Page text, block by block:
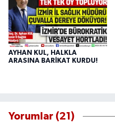
AYHAN KUL, HALKLA
ARASINA BARİKAT KURDU!
Yorumlar (21)